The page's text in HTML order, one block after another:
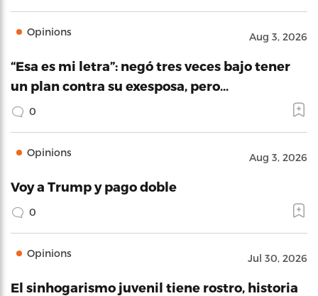
Opinions Aug 3, 2026
“Esa es mi letra”: negó tres veces bajo tener
un plan contra su exesposa, pero…
0
Opinions Aug 3, 2026
Voy a Trump y pago doble
0
Opinions Jul 30, 2026
El sinhogarismo juvenil tiene rostro, historia